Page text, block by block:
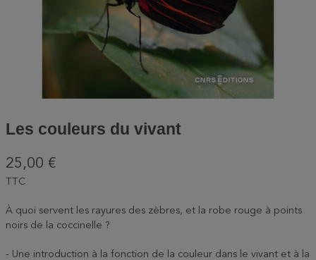
Les couleurs du vivant
25,00 €
TTC
À quoi servent les rayures des zèbres, et la robe rouge à points
noirs de la coccinelle ?
- Une introduction à la fonction de la couleur dans le vivant et à la